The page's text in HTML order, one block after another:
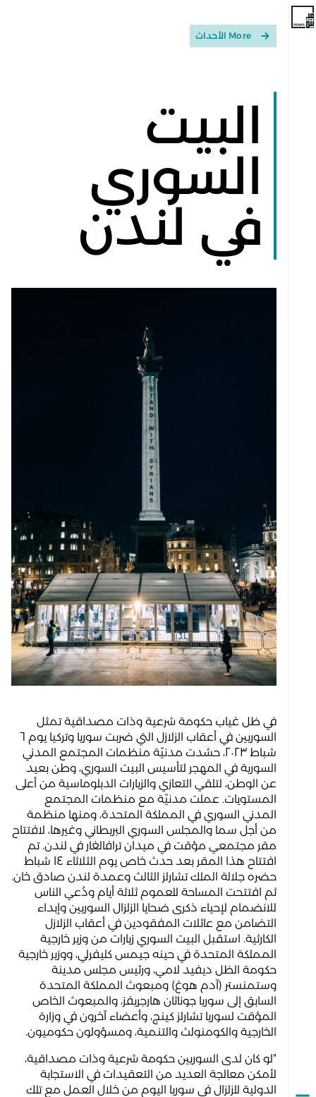
More الأحداث
البيت
السوري
في لندن
في ظل غياب حكومة شرعية وذات مصداقية تمثل
السوريين في أعقاب الزلازل التي ضربت سوريا وتركيا يوم ٦
شباط ٢٠٢٣، حشدت مدنيّة منظمات المجتمع المدني
السورية في المهجر لتأسيس البيت السوري، وطن بعيد
عن الوطن، لتلقي التعازي والزيارات الدبلوماسية من أعلى
المستويات. عملت مدنيّة مع منظمات المجتمع
المدني السوري في المملكة المتحدة، ومنها منظمة
من أجل سما والمجلس السوري البريطاني وغيرها، لافتتاح
مقر مجتمعي مؤقت في ميدان ترافالغار في لندن. تم
افتتاح هذا المقر بعد حدث خاص يوم الثلاثاء ١٤ شباط
حضره جلالة الملك تشارلز الثالث وعمدة لندن صادق خان.
ثم افتتحت المساحة للعموم ثلاثة أيام ودُعي الناس
للانضمام لإحياء ذكرى ضحايا الزلزال السوريين وإبداء
التضامن مع عائلات المفقودين في أعقاب الزلازل
الكارثية. استقبل البيت السوري زيارات من وزير خارجية
المملكة المتحدة في حينه جيمس كليفرلي، ووزير خارجية
حكومة الظل ديفيد لامي، ورئيس مجلس مدينة
وستمنستر (آدم هوغ) ومبعوث المملكة المتحدة
السابق إلى سوريا جوناثان هارجريفز، والمبعوث الخاص
المؤقت لسوريا تشارلز كينج، وأعضاء آخرون في وزارة
الخارجية والكومنولث والتنمية، ومسؤولون حكوميون.
"لو كان لدى السوريين حكومة شرعية وذات مصداقية،
لأمكن معالجة العديد من التعقيدات في الاستجابة
الدولية للزلزال في سوريا اليوم من خلال العمل مع تلك